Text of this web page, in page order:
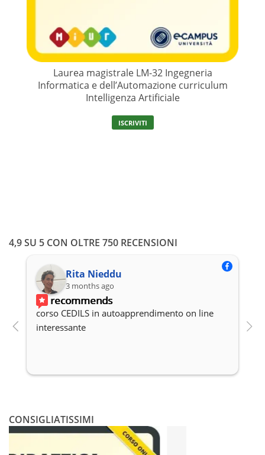
Laurea magistrale LM-32 Ingegneria
Informatica e dell’Automazione curriculum
Intelligenza Artificiale
ISCRIVITI
4,9 SU 5 CON OLTRE 750 RECENSIONI
Rita Nieddu
3 months ago
recommends
corso CEDILS in autoapprendimento on line
interessante
CONSIGLIATISSIMI